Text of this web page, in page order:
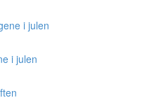
i julen
i julen